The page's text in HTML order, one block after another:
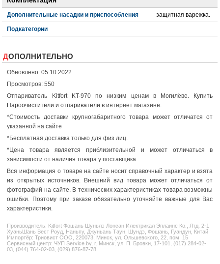
Дополнительные насадки и приспособления - защитная варежка.
Подкатегории
ДОПОЛНИТЕЛЬНО
Обновлено: 05.10.2022
Просмотров: 550
Отпариватель Kitfort KT-970 по низким ценам в Могилёве.
Купить
Пароочистители и отпариватели в интернет магазине.
*Стоимость доставки крупногабаритного товара может отличатся от
указанной на сайте
*Бесплатная доставка только для физ лиц.
*Цена товара является приблизительной и может отличаться в
зависимости от наличия товара у поставщика
Вся информация о товаре на сайте носит справочный характер и взята
из открытых источников. Внешний вид товара может отличаться от
фотографий на сайте. В технических характеристиках товара возможны
ошибки. Поэтому при заказе обязательно уточняйте важные для Вас
характеристики.
Производитель: Kitfort Фошань Шуньлэ Лонсан Илектрикал Эплаинс Ко., Лтд. 2-1
ХуаньШань Вест Роуд, Наньпу, Джуньань Таун, Шундэ, Фошань, Гуандун, Китай
Импортёр: Триовист ООО, 220073, Минск, ул. Ольшевского, 22, пом. 15
Сервисный центр: ЧУП Service.by, г. Минск, ул. П. Бровки, 17-101, (017) 284-02-
03, (044) 764-02-03, (029) 876-87-78